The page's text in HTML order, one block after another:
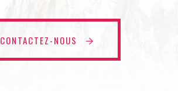
CONTACTEZ-NOUS